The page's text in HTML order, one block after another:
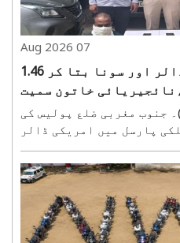
07 Aug 2026
غیر ملکی پارسل میں ڈالر اور سونا بتا کر 1.46
خاتون سمیت
چار گرفتار
اگست (ہ س)۔ جنوب مغربی ضلع پولیس کی
پارسل میں امریکی ڈالر
سائبر فراڈ میں ملوث
فاش کیا ہے۔ پولیس نے
کر لیا ہے۔ ان میں ایک ..